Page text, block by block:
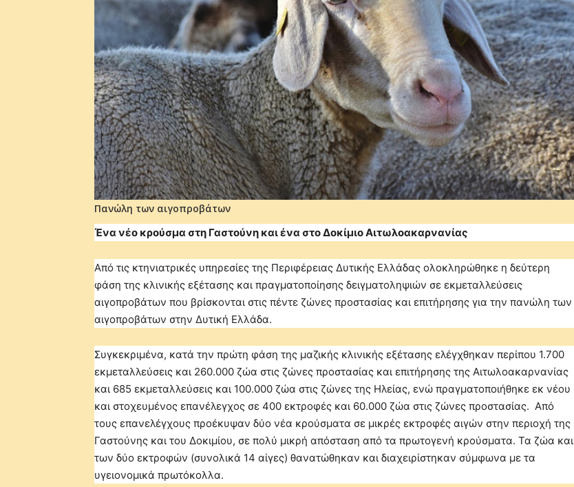
Πανώλη των αιγοπροβάτων
Ένα νέο κρούσμα στη Γαστούνη και ένα στο Δοκίμιο Αιτωλοακαρνανίας
Από τις κτηνιατρικές υπηρεσίες της Περιφέρειας Δυτικής Ελλάδας ολοκληρώθηκε η δεύτερη
φάση της κλινικής εξέτασης και πραγματοποίησης δειγματοληψιών σε εκμεταλλεύσεις
αιγοπροβάτων που βρίσκονται στις πέντε ζώνες προστασίας και επιτήρησης για την πανώλη των
αιγοπροβάτων στην Δυτική Ελλάδα.
Συγκεκριμένα, κατά την πρώτη φάση της μαζικής κλινικής εξέτασης ελέγχθηκαν περίπου 1.700
εκμεταλλεύσεις και 260.000 ζώα στις ζώνες προστασίας και επιτήρησης της Αιτωλoακαρνανίας
και 685 εκμεταλλεύσεις και 100.000 ζώα στις ζώνες της Ηλείας, ενώ πραγματοποιήθηκε εκ νέου
και στοχευμένος επανέλεγχος σε 400 εκτροφές και 60.000 ζώα στις ζώνες προστασίας. Από
τους επανελέγχους προέκυψαν δύο νέα κρούσματα σε μικρές εκτροφές αιγών στην περιοχή της
Γαστούνης και του Δοκιμίου, σε πολύ μικρή απόσταση από τα πρωτογενή κρούσματα. Τα ζώα και
των δύο εκτροφών (συνολικά 14 αίγες) θανατώθηκαν και διαχειρίστηκαν σύμφωνα με τα
υγειονομικά πρωτόκολλα.